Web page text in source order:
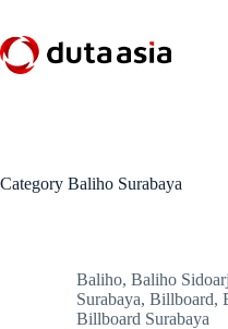
content
Category Baliho Surabaya
Baliho, Baliho
Surabaya, Billboard,
Billboard Surabaya